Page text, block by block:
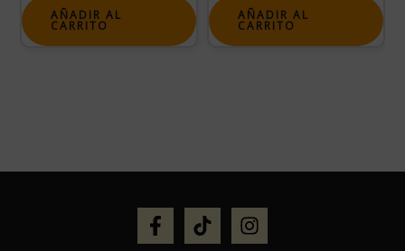
AÑADIR AL
CARRITO
AÑADIR AL
CARRITO